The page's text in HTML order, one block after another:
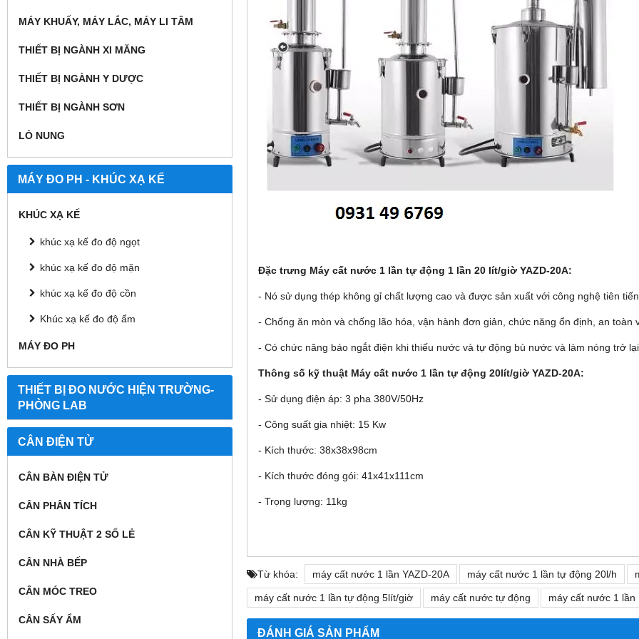
MÁY KHUẤY, MÁY LẮC, MÁY LI TÂM
THIẾT BỊ NGÀNH XI MĂNG
THIẾT BỊ NGÀNH Y DƯỢC
THIẾT BỊ NGÀNH SƠN
LÒ NUNG
MÁY ĐO PH - KHÚC XẠ KẾ
KHÚC XẠ KẾ
khúc xạ kế đo độ ngọt
khúc xạ kế đo độ mặn
khúc xạ kế đo độ cồn
Khúc xạ kế đo độ ẩm
MÁY ĐO PH
THIẾT BỊ ĐO NƯỚC HIỆN TRƯỜNG-
PHÒNG LAB
CÂN ĐIỆN TỬ
CÂN BÀN ĐIỆN TỬ
CÂN PHÂN TÍCH
CÂN KỸ THUẬT 2 SỐ LẺ
CÂN NHÀ BẾP
CÂN MÓC TREO
CÂN SẤY ẨM
Đặc trưng Máy cất nước 1 lần tự động 1 lần 20 lít/giờ YAZD-20A:
- Nó sử dụng thép không gỉ chất lượng cao và được sản xuất với công nghệ tiên
- Chống ăn mòn và chống lão hóa, vận hành đơn giản, chức năng ổn định, an toàn
- Có chức năng báo ngắt điện khi thiếu nước và tự động bù nước và làm nóng trở lại
Thông số kỹ thuật Máy cất nước 1 lần tự động 20lít/giờ YAZD-20A:
- Sử dụng điện áp: 3 pha 380V/50Hz
- Công suất gia nhiệt: 15 Kw
- Kích thước: 38x38x98cm
- Kích thước đóng gói: 41x41x111cm
- Trọng lượng: 11kg
Từ khóa: máy cất nước 1 lần YAZD-20A máy cất nước 1 lần tự động 20l/h
máy cất nước 1 lần tự động 5lít/giờ máy cất nước tự động máy cất nước 1 lần
ĐÁNH GIÁ SẢN PHẨM